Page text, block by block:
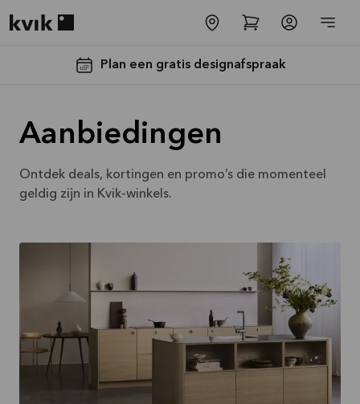
Plan een gratis designafspraak
toestellen*
Bekijk
aanbieding
Aanbiedingen
Ontdek deals, kortingen en promo’s die momenteel
geldig zijn in Kvik-winkels.